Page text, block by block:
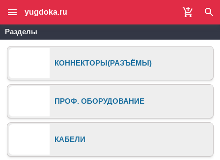
yugdoka.ru
Разделы
КОННЕКТОРЫ(РАЗЪЁМЫ)
ПРОФ. ОБОРУДОВАНИЕ
КАБЕЛИ